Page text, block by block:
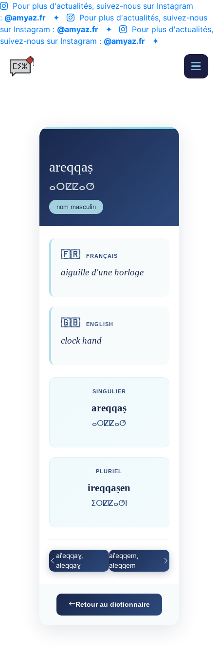
Pour plus d'actualités, suivez-nous sur Instagram
: @amyaz.fr ✦
Pour plus d'actualités, suivez-nous
sur Instagram : @amyaz.fr ✦
Pour plus d'actualités,
suivez-nous sur Instagram : @amyaz.fr ✦
areqqaṣ
ⴰⵔⵇⵇⴰⵚ
nom masculin
🇫🇷 FRANÇAIS
aiguille d'une horloge
🇬🇧 ENGLISH
clock hand
SINGULIER
areqqaṣ
ⴰⵔⵇⵇⴰⵚ
PLURIEL
ireqqaṣen
ⵉⵔⵇⵇⴰⵚⵏ
ařeqqaɣ,
aleqqaɣ
ařeqqem,
aleqqem
Retour au dictionnaire